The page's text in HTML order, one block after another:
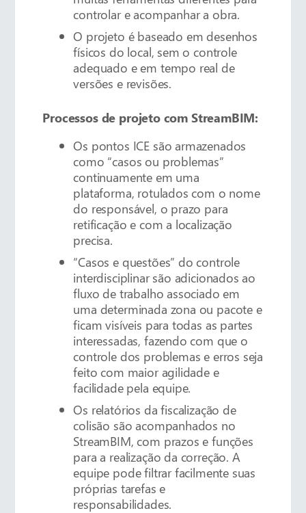
controlar e acompanhar a obra.
O projeto é baseado em desenhos
físicos do local, sem o controle
adequado e em tempo real de
versões e revisões.
Processos de projeto com StreamBIM:
Os pontos ICE são armazenados
como “casos ou problemas”
continuamente em uma
plataforma, rotulados com o nome
do responsável, o prazo para
retificação e com a localização
precisa.
“Casos e questões” do controle
interdisciplinar são adicionados ao
fluxo de trabalho associado em
uma determinada zona ou pacote e
ficam visíveis para todas as partes
interessadas, fazendo com que o
controle dos problemas e erros seja
feito com maior agilidade e
facilidade pela equipe.
Os relatórios da fiscalização de
colisão são acompanhados no
StreamBIM, com prazos e funções
para a realização da correção. A
equipe pode filtrar facilmente suas
próprias tarefas e
responsabilidades.